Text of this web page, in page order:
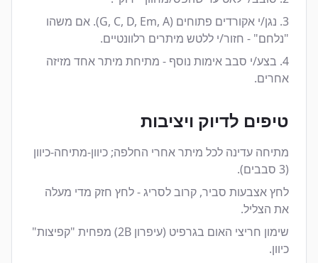
נגן/י אקורדים פתוחים (G, C, D, Em, A). אם משהו
"נלחם" - חזור/י ללטש מיתרים רלוונטיים.
בצע/י סבב אימות נוסף - מתיחת מיתר אחד מזיזה
אחרים.
טיפים לדיוק ויציבות
מתיחה עדינה לכל מיתר אחרי החלפה; כיוון-מתיחה-כיוון
(3 סבבים).
לחץ אצבעות סביר, קרוב לסריג - לחץ חזק מדי מעלה
את הצליל.
שימון חריצי האום בגרפיט (עיפרון 2B) מפחית "קפיצות"
כיוון.